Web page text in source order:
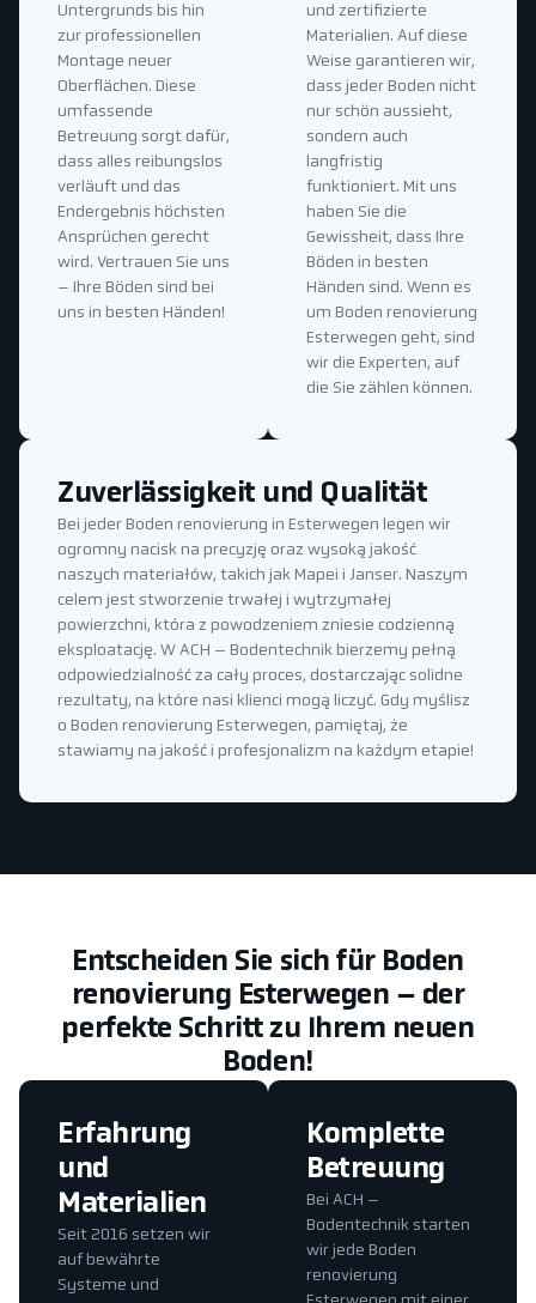
und zertifizierte
Materialien. Auf diese
Weise garantieren wir,
dass jeder Boden nicht
nur schön aussieht,
sondern auch
langfristig
funktioniert. Mit uns
haben Sie die
Gewissheit, dass Ihre
Böden in besten
Händen sind. Wenn es
um Boden renovierung
Esterwegen geht, sind
wir die Experten, auf
die Sie zählen können.
Untergrunds bis hin
zur professionellen
Montage neuer
Oberflächen. Diese
umfassende
Betreuung sorgt dafür,
dass alles reibungslos
verläuft und das
Endergebnis höchsten
Ansprüchen gerecht
wird. Vertrauen Sie uns
– Ihre Böden sind bei
uns in besten Händen!
Zuverlässigkeit und Qualität
Bei jeder Boden renovierung in Esterwegen legen wir
ogromny nacisk na precyzję oraz wysoką jakość
naszych materiałów, takich jak Mapei i Janser. Naszym
celem jest stworzenie trwałej i wytrzymałej
powierzchni, która z powodzeniem zniesie codzienną
eksploatację. W ACH – Bodentechnik bierzemy pełną
odpowiedzialność za cały proces, dostarczając solidne
rezultaty, na które nasi klienci mogą liczyć. Gdy myślisz
o Boden renovierung Esterwegen, pamiętaj, że
stawiamy na jakość i profesjonalizm na każdym etapie!
Entscheiden Sie sich für Boden
renovierung Esterwegen – der
perfekte Schritt zu Ihrem neuen
Boden!
Komplette
Betreuung
Bei ACH –
Bodentechnik starten
wir jede Boden
renovierung
Erfahrung
und
Materialien
Seit 2016 setzen wir
auf bewährte
Systeme und